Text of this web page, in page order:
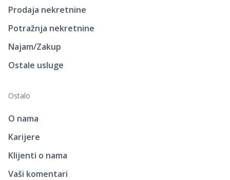
Prodaja nekretnine
Potražnja nekretnine
Najam/Zakup
Ostale usluge
Ostalo
O nama
Karijere
Klijenti o nama
Vaši komentari